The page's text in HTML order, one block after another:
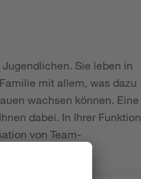
Sie leben in
mit allem, was dazu
wachsen können. Eine
dabei. In Ihrer Funktion
von Team-